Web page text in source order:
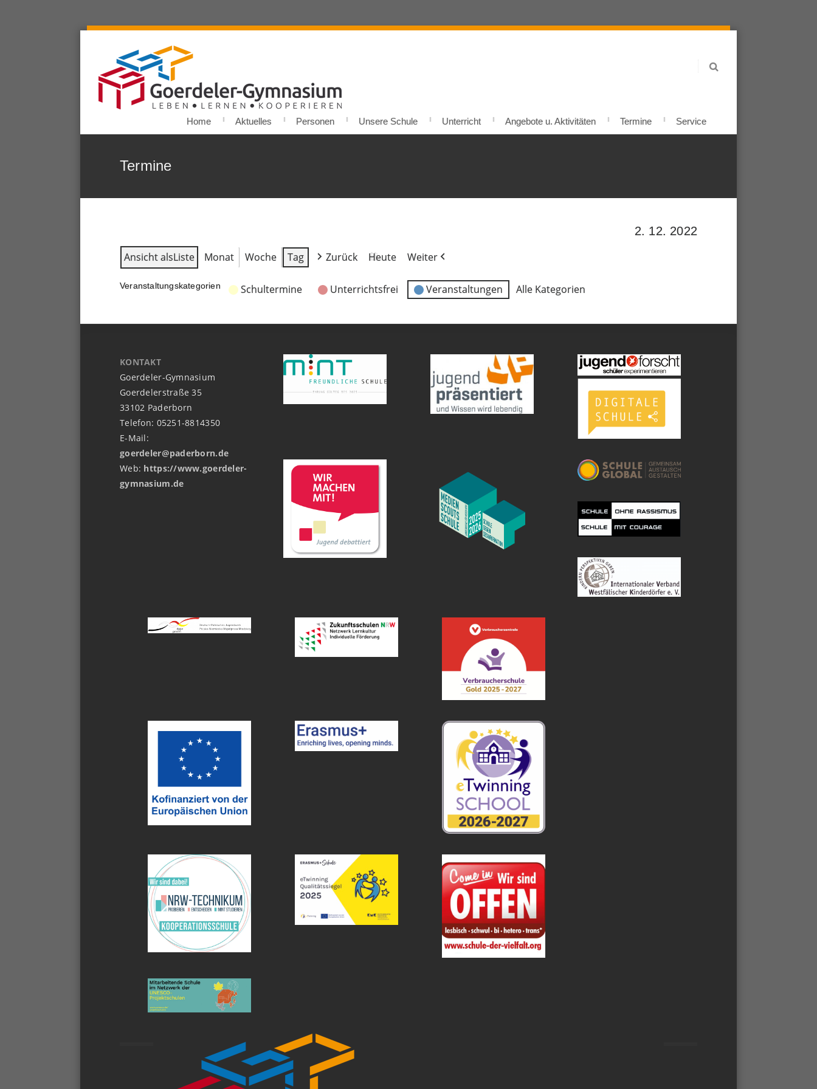
Home Aktuelles Personen Unsere Schule Unterricht Angebote u. Aktivitäten Termine Service
Termine
2. 12. 2022
Ansicht alsListe Monat Woche Tag Zurück Heute Weiter
Veranstaltungskategorien Schultermine Unterrichtsfrei Veranstaltungen Alle Kategorien
KONTAKT
Goerdeler-Gymnasium
Goerdelerstraße 35
33102 Paderborn
Telefon: 05251-8814350
E-Mail:
goerdeler@paderborn.de
Web: https://www.goerdeler-
gymnasium.de